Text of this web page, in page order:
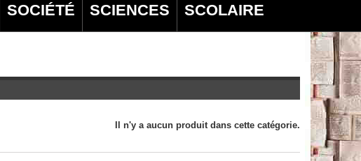
SOCIÉTÉ SCIENCES SCOLAIRE
Il n'y a aucun produit dans cette catégorie.